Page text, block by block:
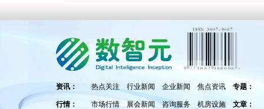
资讯： 热点关注 行业新闻 企业新闻 焦点资讯 专题：
行情： 市场行情 展会新闻 咨询服务 机房设施 文章：